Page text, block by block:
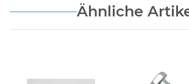
Ähnliche